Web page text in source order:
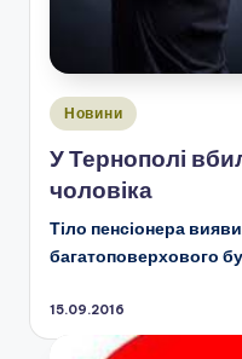
Опубліковано
Новини
У Тернополі
чоловіка
Тіло пенсіонера
багатоповерхового
15.09.2016